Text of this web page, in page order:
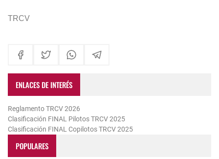
TRCV
ENLACES DE INTERÉS
Reglamento TRCV 2026
Clasificación FINAL Pilotos TRCV 2025
Clasificación FINAL Copilotos TRCV 2025
POPULARES